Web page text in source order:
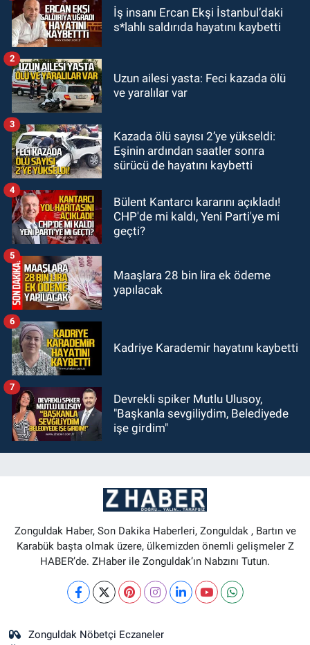
21:38Ercüment Ünal'dan acık
haber geldi: Ameliyata dayanamadı
21:12Yönetim kulübü önce borç
GÜNDEM
20:56
adam hayatını kaybetti
İş insanı Ercan Ekşi İstanbul’daki
s*lahlı saldırıda hayatını kaybetti
Uzun ailesi yasta: Feci kazada ölü
ve yaralılar var
2
Kazada ölü sayısı 2’ye yükseldi:
Eşinin ardından saatler sonra
sürücü de hayatını kaybetti
3
Bülent Kantarcı kararını açıkladı!
CHP'de mi kaldı, Yeni Parti'ye mi
geçti?
4
Maaşlara 28 bin lira ek ödeme
yapılacak
5
Kadriye Karademir hayatını kaybetti
6
Devrekli spiker Mutlu Ulusoy,
"Başkanla sevgiliydim, Belediyede
işe girdim"
7
Zonguldak Haber, Son Dakika Haberleri, Zonguldak , Bartın ve
Karabük başta olmak üzere, ülkemizden önemli gelişmeler Z
HABER’de. ZHaber ile Zonguldak’ın Nabzını Tutun.
Zonguldak Nöbetçi Eczaneler